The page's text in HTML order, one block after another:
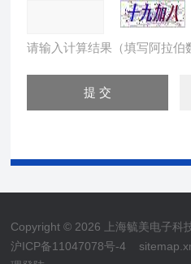
请输入计算结果（填写阿拉伯
Copyright © 2026 上海毓美电子科
沪ICP备11047078号-4